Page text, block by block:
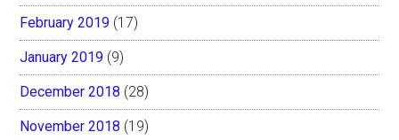
February 2019 (17)
January 2019 (9)
December 2018 (28)
November 2018 (19)